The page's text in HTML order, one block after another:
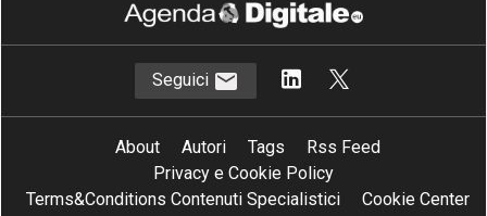
Seguici
About Autori Tags
Rss Feed
Privacy e Cookie Policy
Terms&Conditions Contenuti Specialistici
Cookie Center